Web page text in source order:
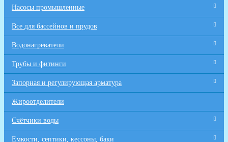
Насосы промышленные
Все для бaссейнов и прудов
Водонагреватели
Трубы и фитинги
Запорная и регулирующая арматура
Жироотделители
Счётчики воды
Емкости, септики, кессоны, баки